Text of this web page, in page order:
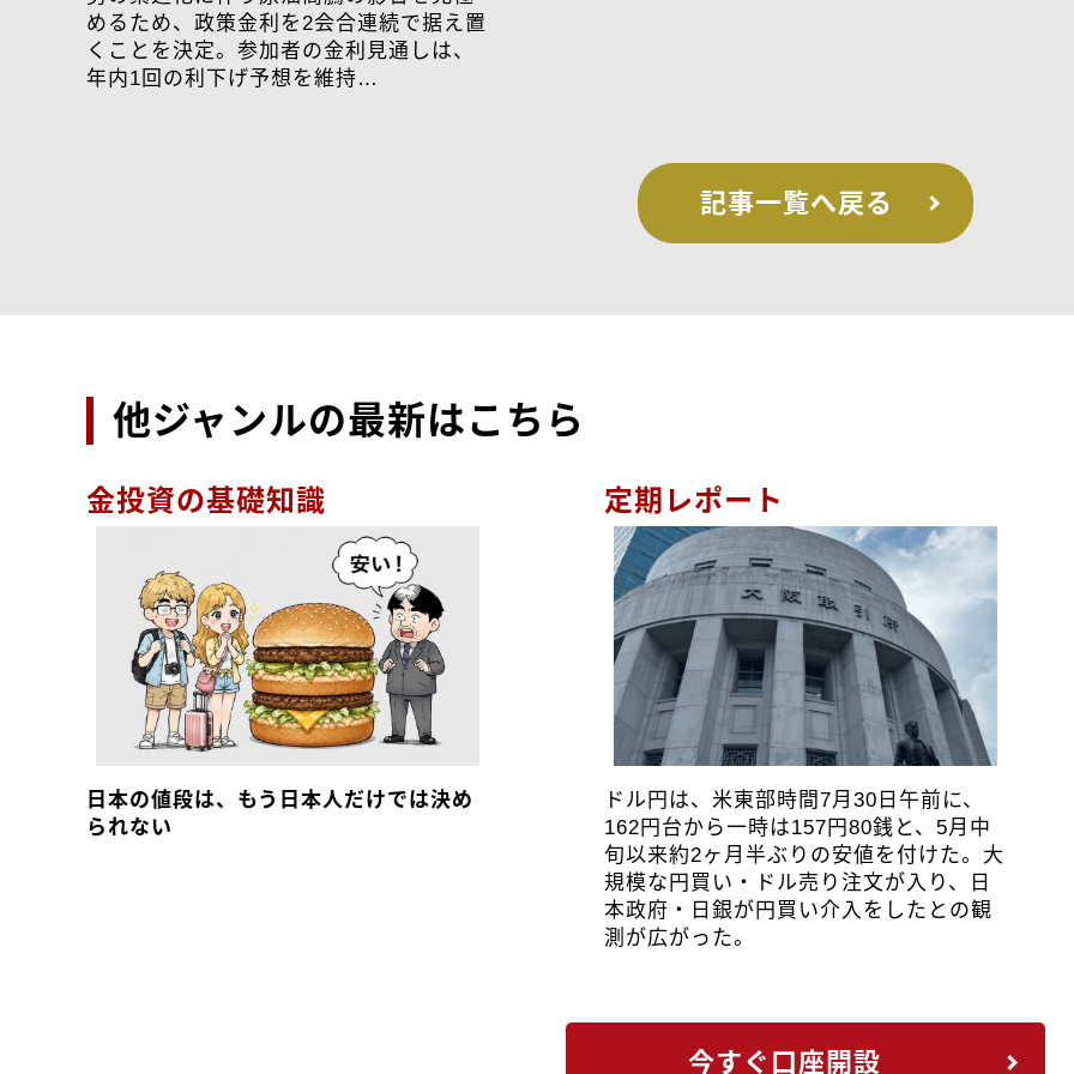
めるため、政策金利を2会合連続で据え置
くことを決定。参加者の金利見通しは、
年内1回の利下げ予想を維持…
記事一覧へ戻る
他ジャンルの最新はこちら
金投資の基礎知識
日本の値段は、もう日本人だけでは決め
られない
定期レポート
ドル円は、米東部時間7月30日午前に、
162円台から一時は157円80銭と、5月中
旬以来約2ヶ月半ぶりの安値を付けた。大
規模な円買い・ドル売り注文が入り、日
本政府・日銀が円買い介入をしたとの観
測が広がった。
今すぐ口座開設